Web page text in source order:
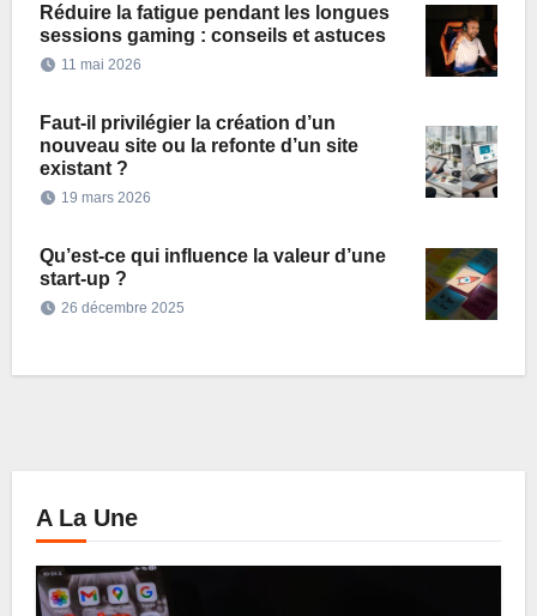
Réduire la fatigue pendant les longues
sessions gaming : conseils et astuces
11 mai 2026
Faut-il privilégier la création d’un
nouveau site ou la refonte d’un site
existant ?
19 mars 2026
Qu’est-ce qui influence la valeur d’une
start-up ?
26 décembre 2025
A La Une